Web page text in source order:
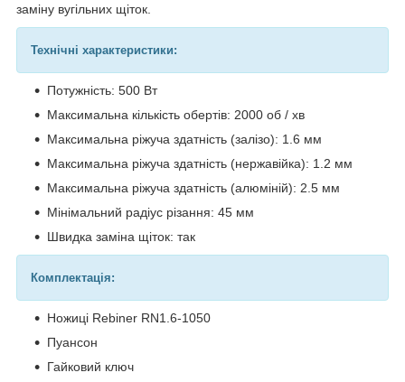
заміну вугільних щіток.
Технічні характеристики:
Потужність: 500 Вт
Максимальна кількість обертів: 2000 об / хв
Максимальна ріжуча здатність (залізо): 1.6 мм
Максимальна ріжуча здатність (нержавійка): 1.2 мм
Максимальна ріжуча здатність (алюміній): 2.5 мм
Мінімальний радіус різання: 45 мм
Швидка заміна щіток: так
Комплектація:
Ножиці Rebiner RN1.6-1050
Пуансон
Гайковий ключ